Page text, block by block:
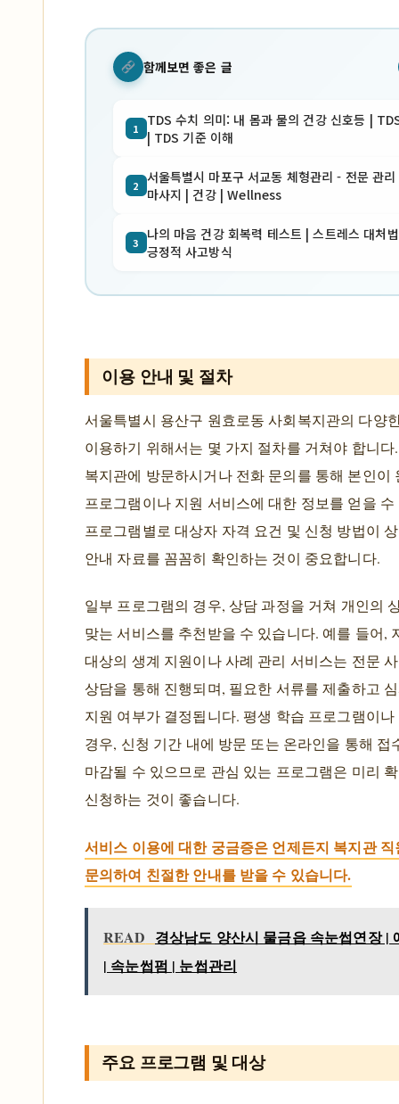
함께보면 좋은 글
1 TDS 수치 의미: 내 몸과 물의 건강 신호등 |
| TDS 기준 이해
2 서울특별시 마포구 서교동 체형관리 - 전문 관
마사지 | 건강 | Wellness
3 나의 마음 건강 회복력 테스트 | 스트레스 대처
긍정적 사고방식
이용 안내 및 절차
서울특별시 용산구 원효로동 사회복지관의 다양
이용하기 위해서는 몇 가지 절차를 거쳐야 합니다
복지관에 방문하시거나 전화 문의를 통해 본인이
프로그램이나 지원 서비스에 대한 정보를 얻을
프로그램별로 대상자 자격 요건 및 신청 방법이
안내 자료를 꼼꼼히 확인하는 것이 중요합니다.
일부 프로그램의 경우, 상담 과정을 거쳐 개인의
맞는 서비스를 추천받을 수 있습니다. 예를 들어,
대상의 생계 지원이나 사례 관리 서비스는 전문
상담을 통해 진행되며, 필요한 서류를 제출하고
지원 여부가 결정됩니다. 평생 학습 프로그램이
경우, 신청 기간 내에 방문 또는 온라인을 통해 접
마감될 수 있으므로 관심 있는 프로그램은 미리
신청하는 것이 좋습니다.
서비스 이용에 대한 궁금증은 언제든지 복지관
문의하여 친절한 안내를 받을 수 있습니다.
READ 경상남도 양산시 물금읍 속눈썹연장 |
| 속눈썹펌 | 눈썹관리
주요 프로그램 및 대상